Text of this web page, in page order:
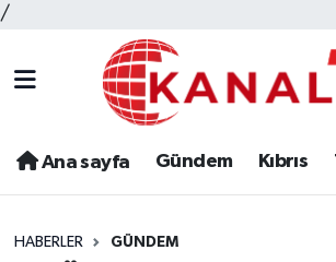
/
Ana sayfa Gündem Kıbrıs
HABERLER GÜNDEM